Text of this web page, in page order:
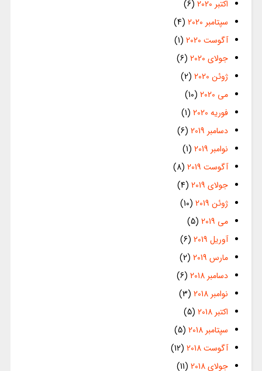
اکتبر 2020
(6)
سپتامبر 2020
(4)
آگوست 2020
(1)
جولای 2020
(6)
ژوئن 2020
(2)
می 2020
(10)
فوریه 2020
(1)
دسامبر 2019
(6)
نوامبر 2019
(1)
آگوست 2019
(8)
جولای 2019
(4)
ژوئن 2019
(10)
می 2019
(5)
آوریل 2019
(6)
مارس 2019
(2)
دسامبر 2018
(6)
نوامبر 2018
(3)
اکتبر 2018
(5)
سپتامبر 2018
(5)
آگوست 2018
(12)
جولای 2018
(11)